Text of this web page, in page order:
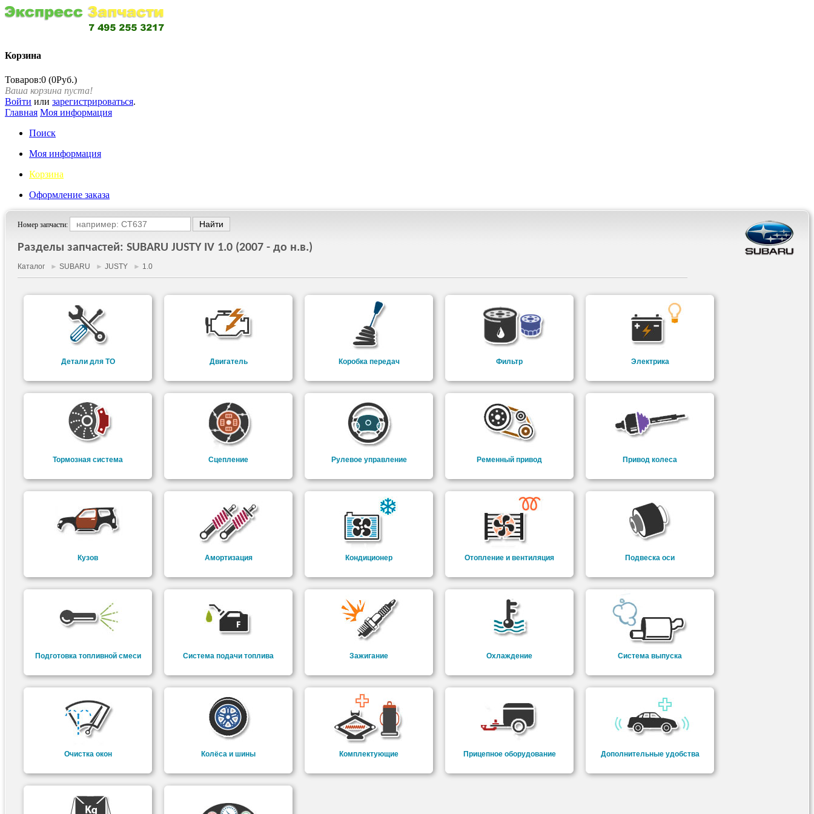
Корзина
Товаров:0 (0Руб.)
Ваша корзина пуста!
Войти или зарегистрироваться.
Главная Моя информация
Поиск
Моя информация
Корзина
Оформление заказа
Номер запчасти:
Разделы запчастей: SUBARU JUSTY IV 1.0 (2007 - до н.в.)
Каталог ► SUBARU ► JUSTY ► 1.0
Детали для ТО Двигатель Коробка передач Фильтр Электрика
Тормозная система Сцепление Рулевое управление Ременный привод Привод колеса
Кузов Амортизация Кондиционер Отопление и вентиляция Подвеска оси
Подготовка топливной смеси Система подачи топлива Зажигание Охлаждение Система выпуска
Очистка окон Колёса и шины Комплектующие Прицепное оборудование Дополнительные удобства